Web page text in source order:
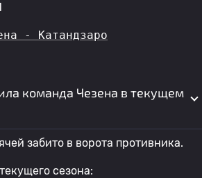
- Катандзаро
команда Чезена в текущем
забито в ворота противника.
сезона: